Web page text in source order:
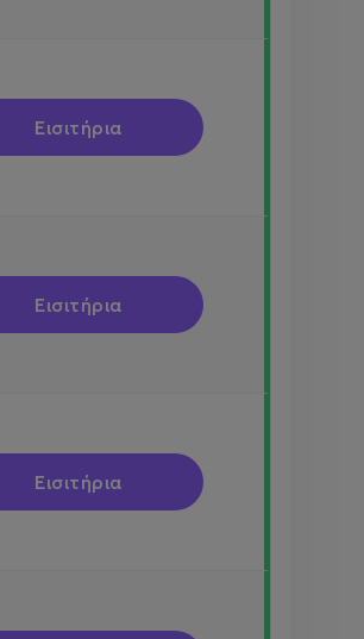
Εισιτήρια
Εισιτήρια
Εισιτήρια